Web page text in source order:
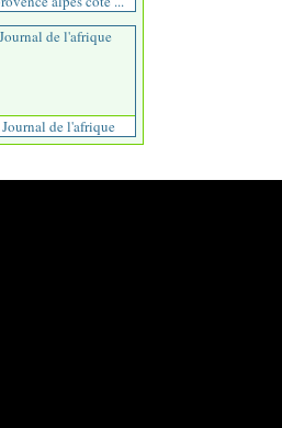
Journal de l'afrique